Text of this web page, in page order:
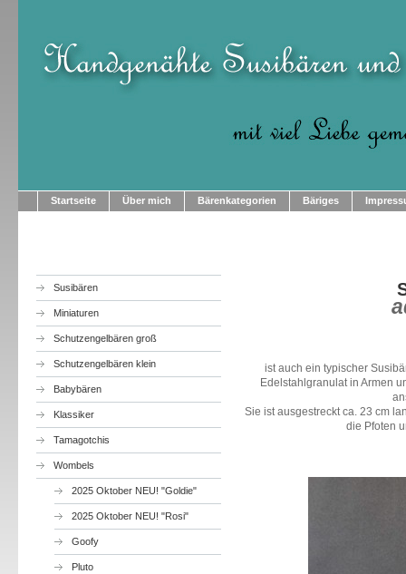
Startseite Über mich Bärenkategorien Bäriges
Susibären
Miniaturen
Schutzengelbären groß
Schutzengelbären klein
Babybären
Klassiker
Tamagotchis
Wombels
2025 Oktober NEU! "Goldie"
2025 Oktober NEU! "Rosi"
Goofy
Pluto
ist auch ein typischer
Edelstahlgranulat in Armen
Sie ist ausgestreckt ca. 23 cm
die Pfoten